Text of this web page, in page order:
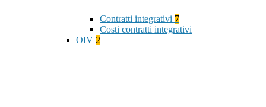
Contratti integrativi 7
Costi contratti integrativi
OIV 2